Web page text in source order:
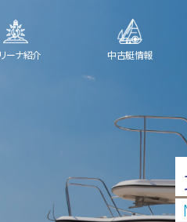
ーナ紹介 中古艇情報